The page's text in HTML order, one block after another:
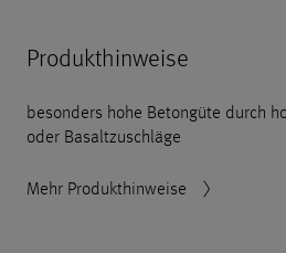
Produkthinweise
besonders hohe Betongüte durch
oder Basaltzuschläge
Mehr Produkthinweise